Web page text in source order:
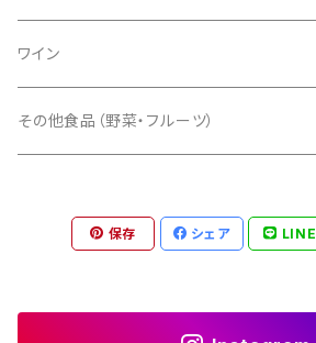
オリーブ食品
オリーブリーフティー
オリーブ果実(生の実/要加工)
オリーブ盆栽
食品
非食用ハーブ
ワイン
その他食品（野菜・フルーツ）
野菜加工品
フルーツ
ドライフルーツ
保存 シェア LINE